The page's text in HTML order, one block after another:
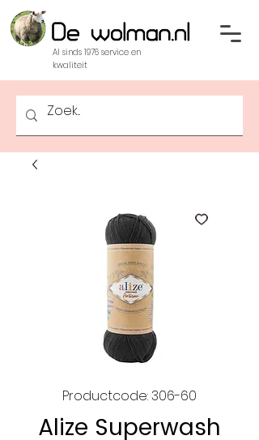
Al sinds 1976 service en
kwaliteit
Productcode: 306-60
Alize Superwash